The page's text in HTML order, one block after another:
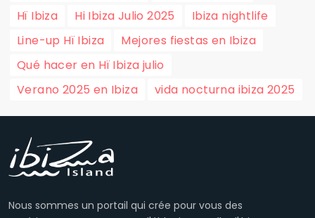
Hï Ibiza
Hi Ibiza Julio 2025
Ibiza nightlife
Line-up Hï Ibiza
Mejores fiestas en Ibiza
Qué hacer en Hï Ibiza julio
Verano 2025 en Ibiza
vida nocturna ibiza 2025
Nous sommes un portail qui crée pour vous des